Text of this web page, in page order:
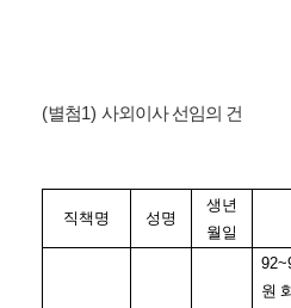
(별첨1) 사외이사 선임의 건
직책명 성명
생년
월일
원